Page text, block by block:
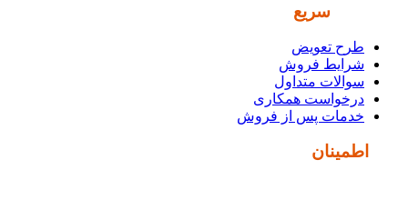
سریع
طرح تعویض
شرایط فروش
سوالات متداول
درخواست همکاری
خدمات پس از فروش
اطمینان